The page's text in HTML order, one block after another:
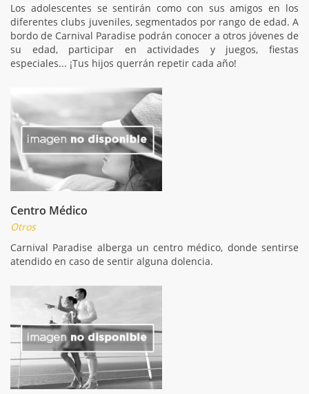
Los adolescentes se sentirán como con sus amigos en los
diferentes clubs juveniles, segmentados por rango de edad. A
bordo de Carnival Paradise podrán conocer a otros jóvenes de
su edad, participar en actividades y juegos, fiestas
especiales... ¡Tus hijos querrán repetir cada año!
Centro Médico
Otros
Carnival Paradise alberga un centro médico, donde sentirse
atendido en caso de sentir alguna dolencia.